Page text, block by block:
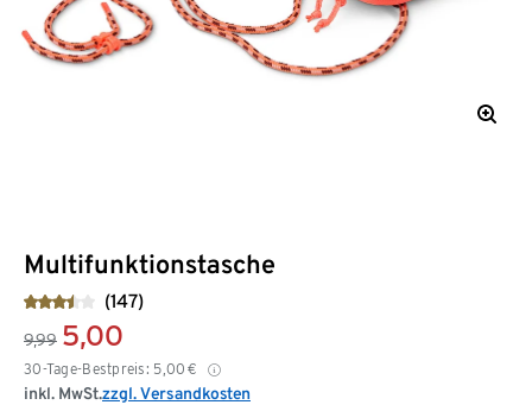
Multifunktionstasche
(147)
9,99 5,00
30-Tage-Bestpreis: 5,00 €
inkl. MwSt.zzgl. Versandkosten